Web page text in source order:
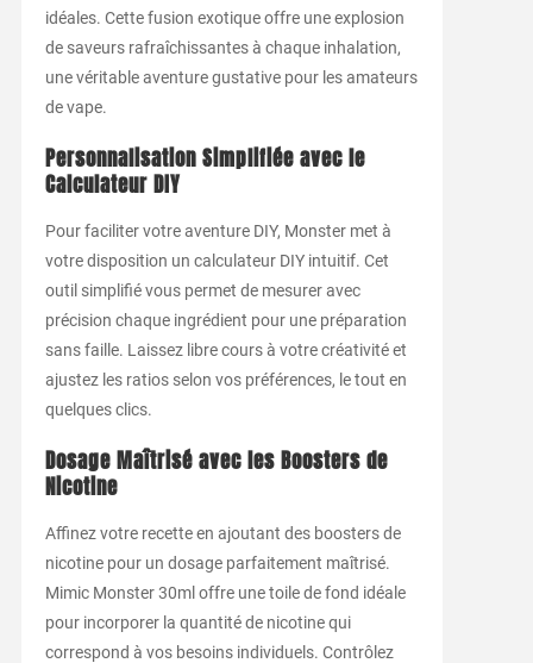
idéales. Cette fusion exotique offre une explosion
de saveurs rafraîchissantes à chaque inhalation,
une véritable aventure gustative pour les amateurs
de vape.
Personnalisation Simplifiée avec le
Calculateur DIY
Pour faciliter votre aventure DIY, Monster met à
votre disposition un calculateur DIY intuitif. Cet
outil simplifié vous permet de mesurer avec
précision chaque ingrédient pour une préparation
sans faille. Laissez libre cours à votre créativité et
ajustez les ratios selon vos préférences, le tout en
quelques clics.
Dosage Maîtrisé avec les Boosters de
Nicotine
Affinez votre recette en ajoutant des boosters de
nicotine pour un dosage parfaitement maîtrisé.
Mimic Monster 30ml offre une toile de fond idéale
pour incorporer la quantité de nicotine qui
correspond à vos besoins individuels. Contrôlez